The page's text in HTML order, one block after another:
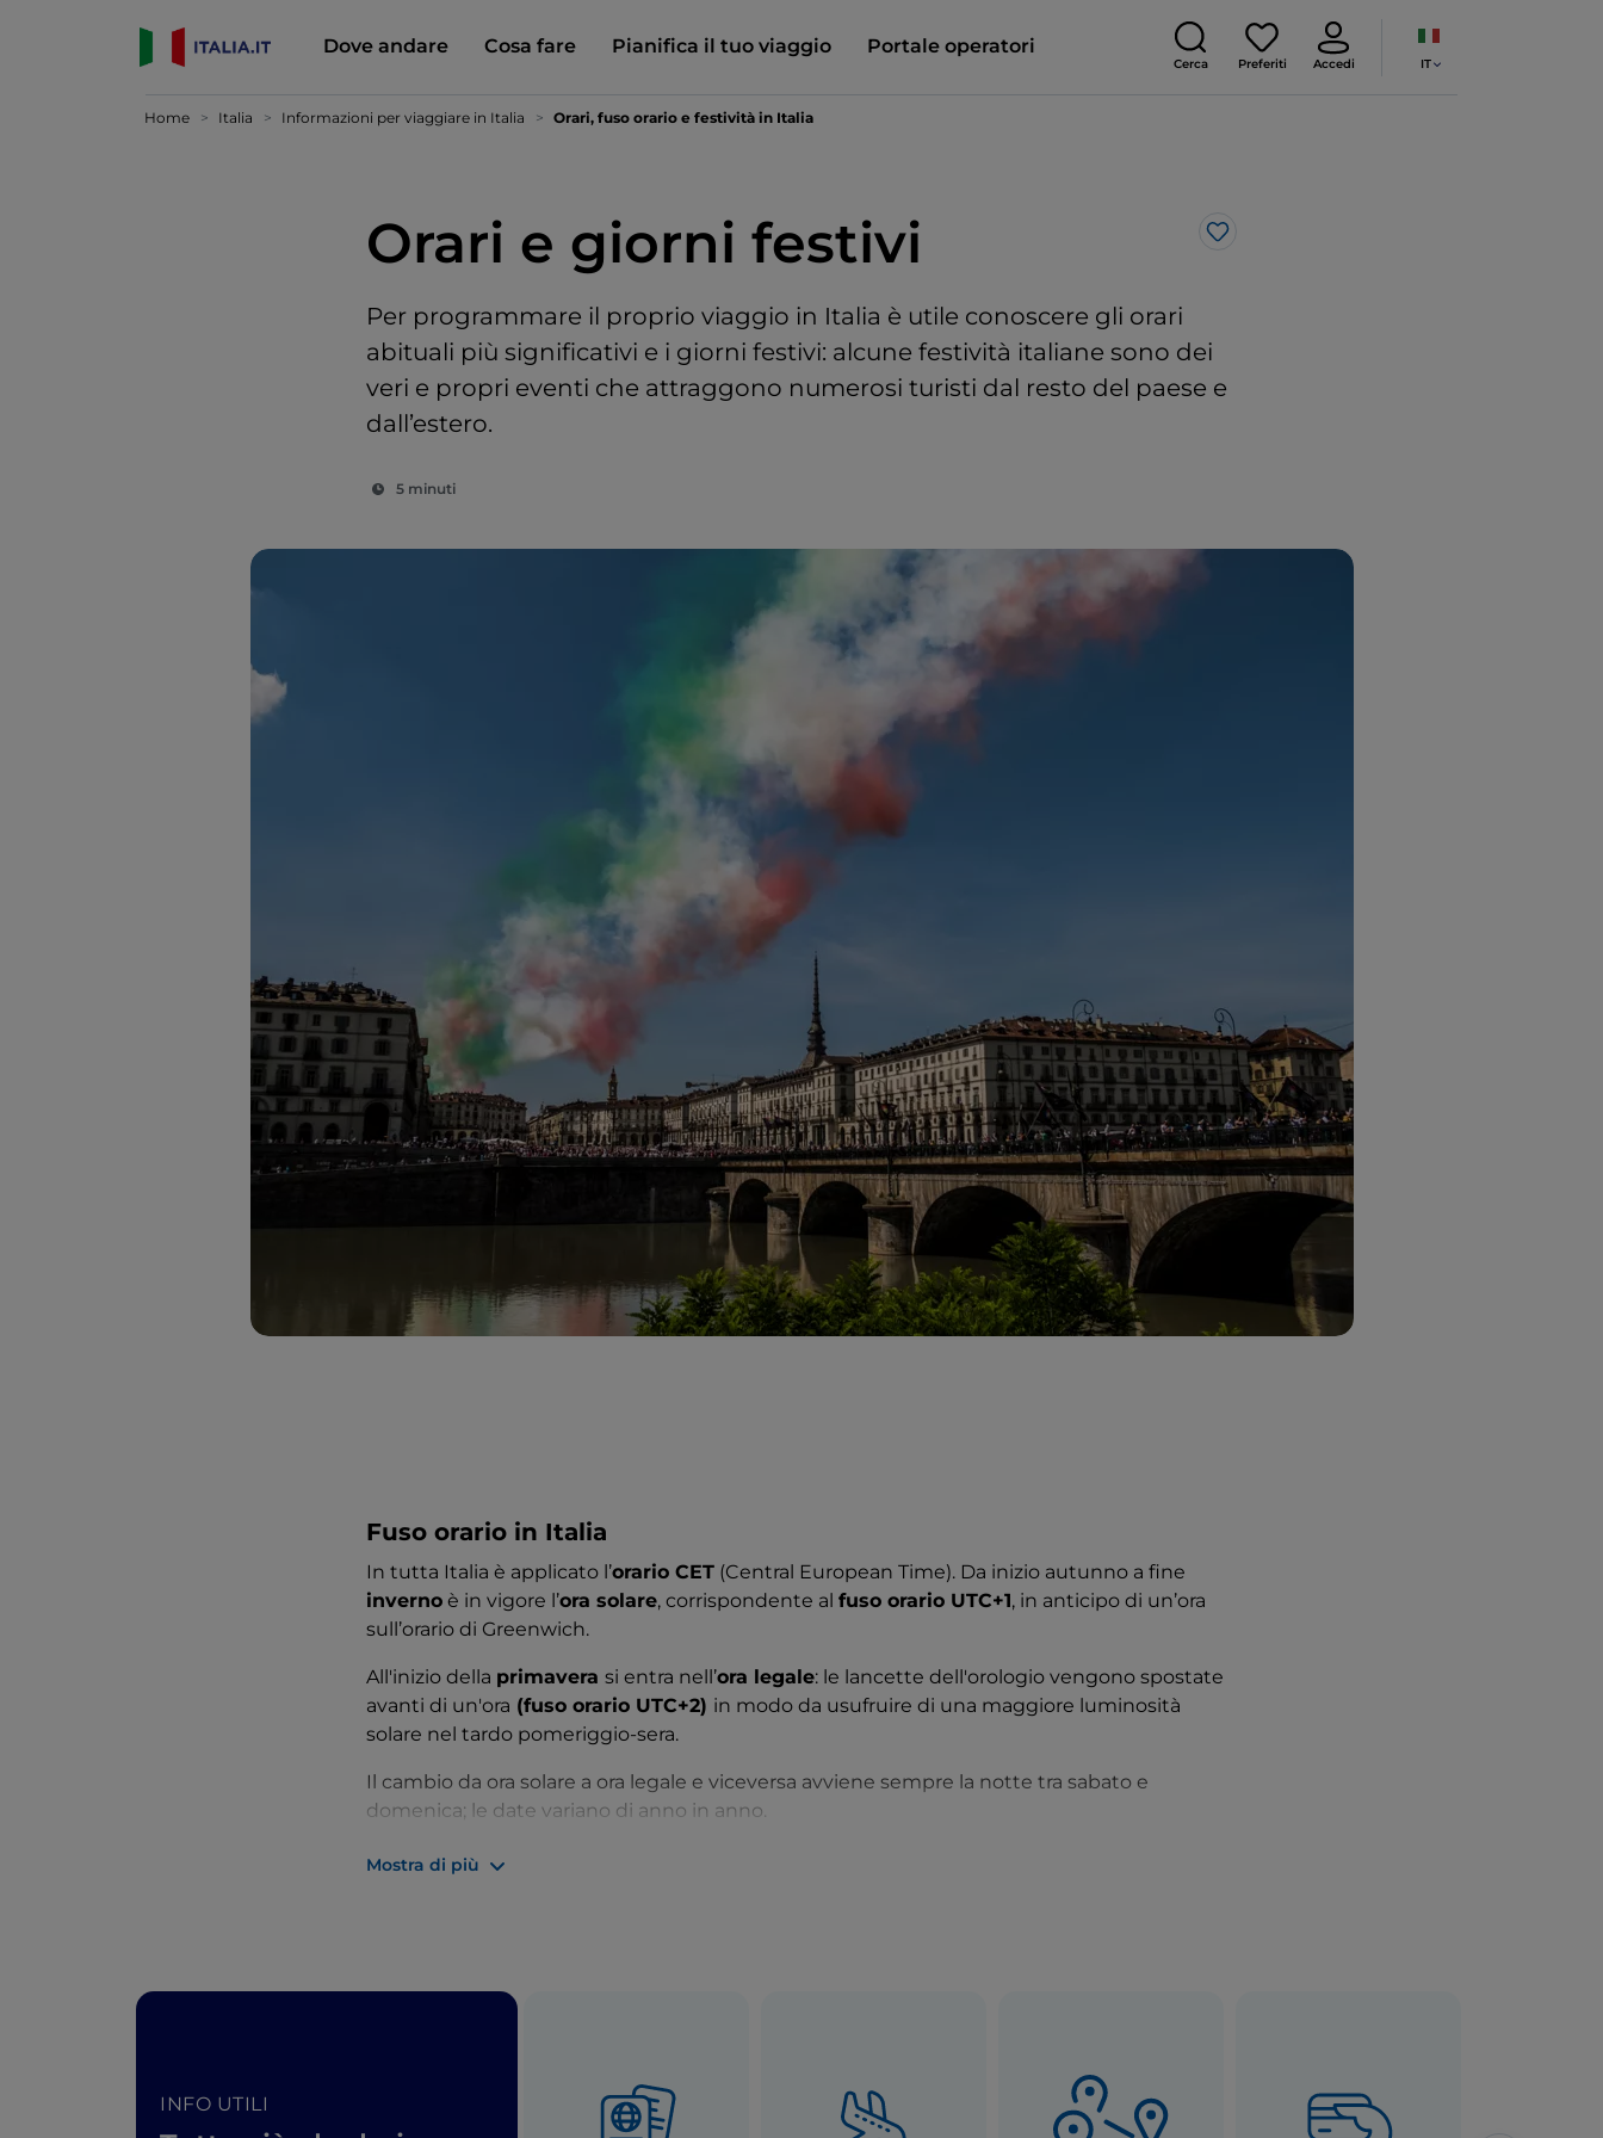
Dove andare Cosa fare Pianifica il tuo viaggio Portale operatori
Cerca Preferiti Accedi IT
Home Italia Informazioni per viaggiare in Italia Orari, fuso orario e festività in Italia
Orari e giorni festivi
Per programmare il proprio viaggio in Italia è utile conoscere gli orari
abituali più significativi e i giorni festivi: alcune festività italiane sono dei
veri e propri eventi che attraggono numerosi turisti dal resto del paese e
dall’estero.
5 minuti
Like
Fuso orario in Italia
In tutta Italia è applicato l’orario CET (Central European Time). Da inizio autunno a fine
inverno è in vigore l’ora solare, corrispondente al fuso orario UTC+1, in anticipo di un’ora
sull’orario di Greenwich.
All'inizio della primavera si entra nell’ora legale: le lancette dell'orologio vengono spostate
avanti di un'ora (fuso orario UTC+2) in modo da usufruire di una maggiore luminosità
solare nel tardo pomeriggio-sera.
Il cambio da ora solare a ora legale e viceversa avviene sempre la notte tra sabato e
domenica; le date variano di anno in anno.
10.00) entro il quale consumare la prima colazione. Il room-service sarà attivo anche per
nei ristoranti, negli agriturismi, in tavola calda o al bar, è
a partire dalle 12.30 e fino
. In occasione di particolari ricorrenze o eventi, l’inizio e la durata del pranzo
Mostra di più
INFO UTILI